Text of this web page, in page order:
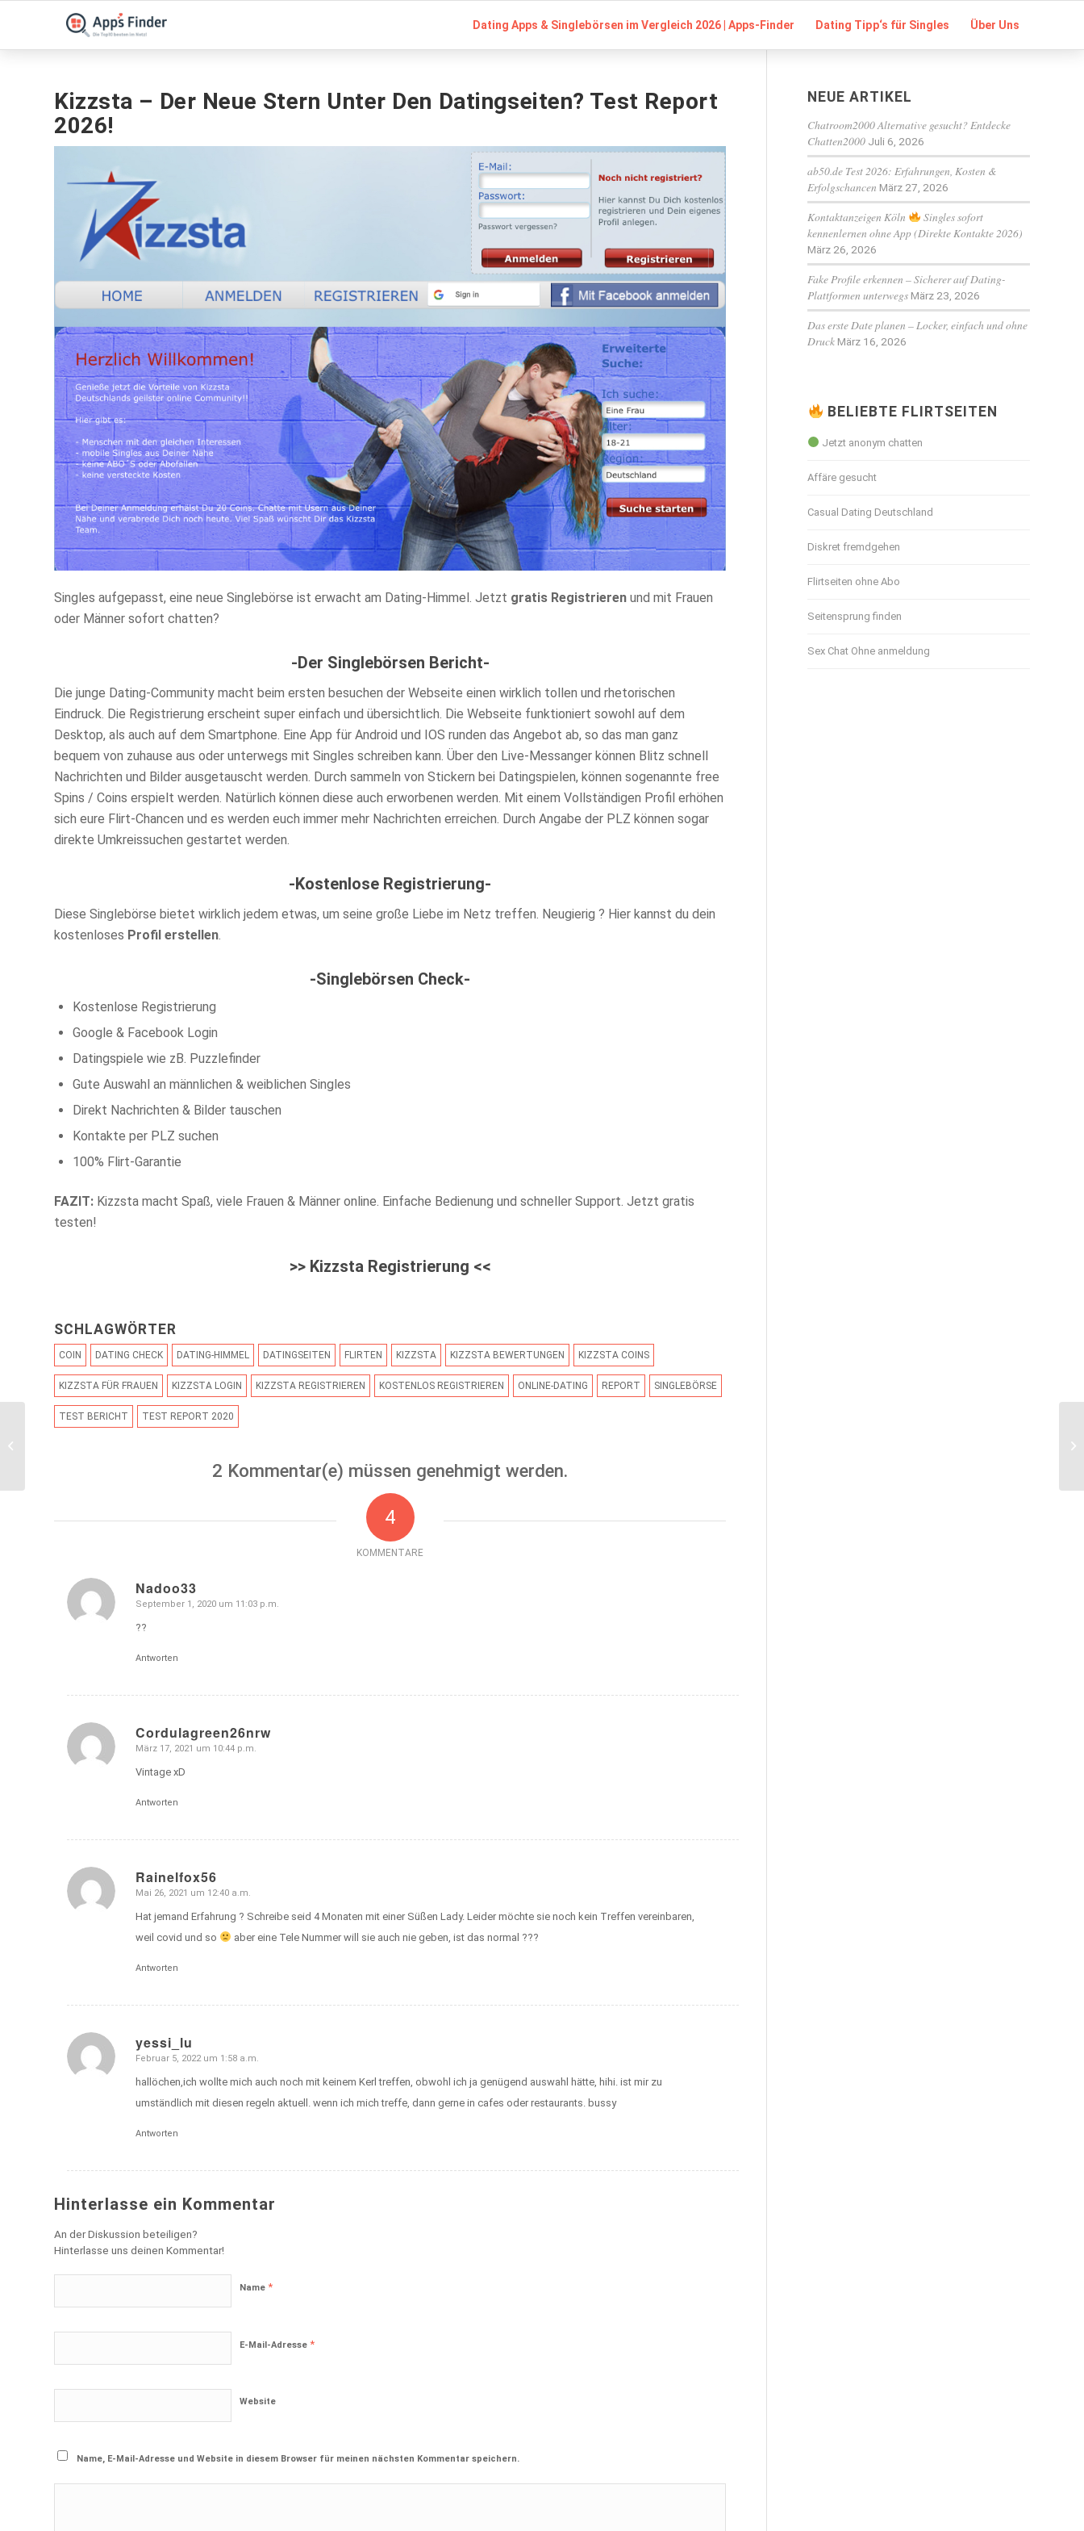
Dating Apps & Singlebörsen im Vergleich 2026 | Apps-Finder Dating Tipp‘s für Singles Über Uns
Kizzsta – Der Neue Stern Unter Den Datingseiten? Test Report
2026!
Singles aufgepasst, eine neue Singlebörse ist erwacht am Dating-Himmel. Jetzt gratis Registrieren und mit Frauen
oder Männer sofort chatten?
-Der Singlebörsen Bericht-
Die junge Dating-Community macht beim ersten besuchen der Webseite einen wirklich tollen und rhetorischen
Eindruck. Die Registrierung erscheint super einfach und übersichtlich. Die Webseite funktioniert sowohl auf dem
Desktop, als auch auf dem Smartphone. Eine App für Android und IOS runden das Angebot ab, so das man ganz
bequem von zuhause aus oder unterwegs mit Singles schreiben kann. Über den Live-Messanger können Blitz schnell
Nachrichten und Bilder ausgetauscht werden. Durch sammeln von Stickern bei Datingspielen, können sogenannte free
Spins / Coins erspielt werden. Natürlich können diese auch erworbenen werden. Mit einem Vollständigen Profil erhöhen
sich eure Flirt-Chancen und es werden euch immer mehr Nachrichten erreichen. Durch Angabe der PLZ können sogar
direkte Umkreissuchen gestartet werden.
-Kostenlose Registrierung-
Diese Singlebörse bietet wirklich jedem etwas, um seine große Liebe im Netz treffen. Neugierig ? Hier kannst du dein
kostenloses Profil erstellen
-Singlebörsen Check-
Kostenlose Registrierung
Google & Facebook Login
Datingspiele wie zB. Puzzlefinder
Gute Auswahl an männlichen & weiblichen Singles
Direkt Nachrichten & Bilder tauschen
Kontakte per PLZ suchen
100% Flirt-Garantie
FAZIT: Kizzsta macht Spaß, viele Frauen & Männer online. Einfache Bedienung und schneller Support. Jetzt gratis
testen!
>> Kizzsta Registrierung <<
SCHLAGWÖRTER
COIN DATING CHECK DATING-HIMMEL DATINGSEITEN FLIRTEN KIZZSTA KIZZSTA BEWERTUNGEN KIZZSTA COINS
KIZZSTA FÜR FRAUEN KIZZSTA LOGIN KIZZSTA REGISTRIEREN KOSTENLOS REGISTRIEREN ONLINE-DATING REPORT SINGLEBÖRSE
TEST BERICHT TEST REPORT 2020
2 Kommentar(e) müssen genehmigt werden.
4
KOMMENTARE
Nadoo33
sagte:
September 1, 2020 um 11:03 p.m.
??
Antworten
Cordulagreen26nrw
sagte:
März 17, 2021 um 10:44 p.m.
Vintage xD
Antworten
Rainelfox56
sagte:
Mai 26, 2021 um 12:40 a.m.
Hat jemand Erfahrung ? Schreibe seid 4 Monaten mit einer Süßen Lady. Leider möchte sie noch kein Treffen vereinbaren,
weil covid und so
aber eine Tele Nummer will sie auch nie geben, ist das normal ???
Antworten
yessi_lu
sagte:
Februar 5, 2022 um 1:58 a.m.
hallöchen,ich wollte mich auch noch mit keinem Kerl treffen, obwohl ich ja genügend auswahl hätte, hihi. ist mir zu
umständlich mit diesen regeln aktuell. wenn ich mich treffe, dann gerne in cafes oder restaurants. bussy
Antworten
Hinterlasse ein Kommentar
An der Diskussion beteiligen?
Hinterlasse uns deinen Kommentar!
Name *
E-Mail-Adresse *
Website
Name, E-Mail-Adresse und Website in diesem Browser für meinen nächsten Kommentar speichern.
NEUE ARTIKEL
Chatroom2000 Alternative gesucht? Entdecke
Chatten2000 Juli 6, 2026
ab50.de Test 2026: Erfahrungen, Kosten &
Erfolgschancen März 27, 2026
Kontaktanzeigen Köln
Singles sofort
kennenlernen ohne App (Direkte Kontakte 2026)
März 26, 2026
Fake Profile erkennen – Sicherer auf Dating-
Plattformen unterwegs März 23, 2026
Das erste Date planen – Locker, einfach und ohne
Druck März 16, 2026
BELIEBTE FLIRTSEITEN
Jetzt anonym chatten
Affäre gesucht
Casual Dating Deutschland
Diskret fremdgehen
Flirtseiten ohne Abo
Seitensprung finden
Sex Chat Ohne anmeldung
Chinesisches Horoskop